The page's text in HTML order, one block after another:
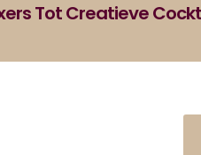
Tot Creatieve